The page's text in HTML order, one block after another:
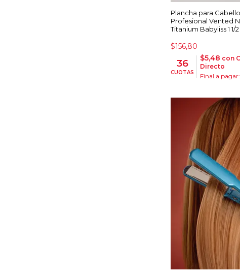
Plancha para Cabello
Profesional Vented
Titanium Babyliss 1 1/2
$156,80
36
CUOTAS
$5,48 con
Directo
Final a pagar: